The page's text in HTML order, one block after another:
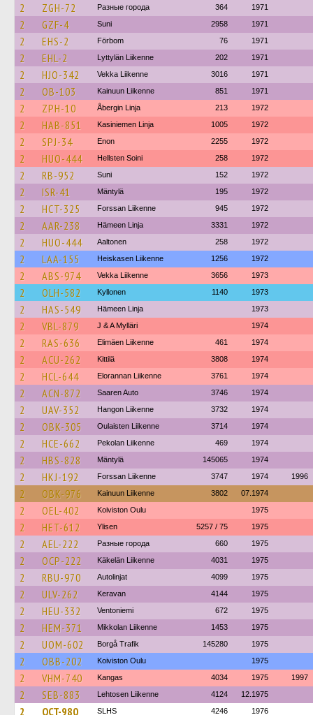
2 ZGH-72 Разные города 364 1971
2 GZF-4 Suni 2958 1971
2 EHS-2 Förbom 76 1971
2 EHL-2 Lyttylän Liikenne 202 1971
2 HJO-342 Vekka Liikenne 3016 1971
2 OB-103 Kainuun Liikenne 851 1971
2 ZPH-10 Åbergin Linja 213 1972
2 HAB-851 Kasiniemen Linja 1005 1972
2 SPJ-34 Enon 2255 1972
2 HUO-444 Hellsten Soini 258 1972
2 RB-952 Suni 152 1972
2 ISR-41 Mäntylä 195 1972
2 HCT-325 Forssan Liikenne 945 1972
2 AAR-238 Hämeen Linja 3331 1972
2 HUO-444 Aaltonen 258 1972
2 LAA-155 Heiskasen Liikenne 1256 1972
2 ABS-974 Vekka Liikenne 3656 1973
2 OLH-582 Kyllonen 1140 1973
2 HAS-549 Hämeen Linja 1973
2 VBL-879 J & A Mylläri 1974
2 RAS-636 Elimäen Liikenne 461 1974
2 ACU-262 Kittilä 3808 1974
2 HCL-644 Elorannan Liikenne 3761 1974
2 ACN-872 Saaren Auto 3746 1974
2 UAV-352 Hangon Liikenne 3732 1974
2 OBK-305 Oulaisten Liikenne 3714 1974
2 HCE-662 Pekolan Liikenne 469 1974
2 HBS-828 Mäntylä 145065 1974
2 HKJ-192 Forssan Liikenne 3747 1974 1996
2 OBK-976 Kainuun Liikenne 3802 07.1974
2 OEL-402 Koiviston Oulu 1975
2 HET-612 Ylisen 5257 / 75 1975
2 AEL-222 Разные города 660 1975
2 OCP-222 Käkelän Liikenne 4031 1975
2 RBU-970 Autolinjat 4099 1975
2 ULV-262 Keravan 4144 1975
2 HEU-332 Ventoniemi 672 1975
2 HEM-371 Mikkolan Liikenne 1453 1975
2 UOM-602 Borgå Trafik 145280 1975
2 OBB-202 Koiviston Oulu 1975
2 VHM-740 Kangas 4034 1975 1997
2 SEB-883 Lehtosen Liikenne 4124 12.1975
2 OCT-980 SLHS 4246 1976